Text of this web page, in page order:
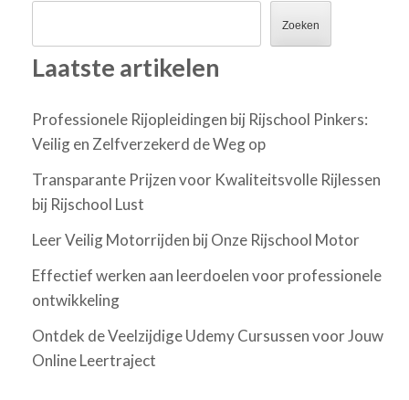
Zoeken
Laatste artikelen
Professionele Rijopleidingen bij Rijschool Pinkers:
Veilig en Zelfverzekerd de Weg op
Transparante Prijzen voor Kwaliteitsvolle Rijlessen
bij Rijschool Lust
Leer Veilig Motorrijden bij Onze Rijschool Motor
Effectief werken aan leerdoelen voor professionele
ontwikkeling
Ontdek de Veelzijdige Udemy Cursussen voor Jouw
Online Leertraject